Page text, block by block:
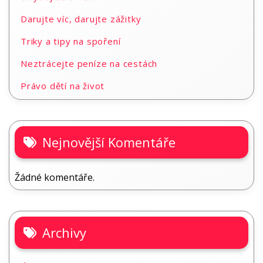
Darujte víc, darujte zážitky
Triky a tipy na spoření
Neztrácejte peníze na cestách
Právo dětí na život
Nejnovější Komentáře
Žádné komentáře.
Archivy